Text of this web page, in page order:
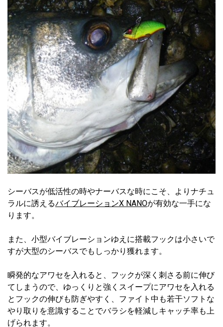
シーバスが低活性の時やナーバスな時にこそ、よりナチュ
ラルに誘えるバイブレーションX NANOが有効な一手にな
ります。
また、小型バイブレーションゆえに搭載フックは小さいで
すが大型のシーバスでもしっかり獲れます。
瞬発的なアワセを入れると、フックが深く刺さる前に伸び
てしまうので、ゆっくりと強くスイープにアワセを入れる
とフックの伸びも防ぎやすく、ファイト中も若干ソフトな
やり取りを意識することでバラシを軽減しキャッチ率も上
げられます。